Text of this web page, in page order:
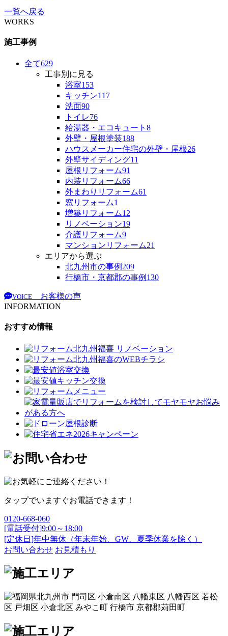
一覧へ戻る
WORKS
施工事例
全て629
工事別に見る
浴室153
キッチン117
洗面90
トイレ76
給湯器・エコキュート 8
外壁・屋根塗装188
ハウスメーカー住宅の外壁・屋根26
外壁サイディング11
屋根リフォーム91
内装リフォーム66
外まわりリフォーム61
窓リフォーム1
増築リフォーム12
リノベーション19
介護リフォーム9
マンションリフォーム21
エリアから選ぶ
北九州市の事例 209
行橋市・京都郡の事例 130
VOICE
お客様の声
INFORMATION
おすすめ情報
タップでいますぐお電話できます！
0120-668-060
[電話受付]9:00～18:00
[定休日]年中無休（年末年始、GW、夏季休業を除く）
お問い合わせ お見積もり